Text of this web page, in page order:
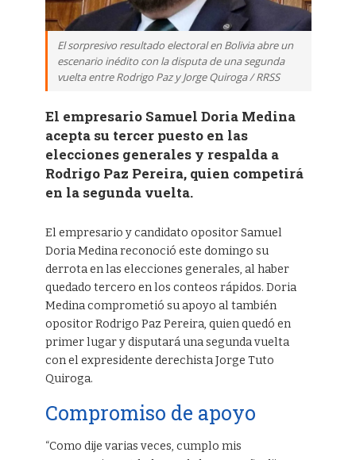
El sorpresivo resultado electoral en Bolivia abre un
escenario inédito con la disputa de una segunda
vuelta entre Rodrigo Paz y Jorge Quiroga / RRSS
El empresario Samuel Doria Medina
acepta su tercer puesto en las
elecciones generales y respalda a
Rodrigo Paz Pereira, quien competirá
en la segunda vuelta.
El empresario y candidato opositor Samuel
Doria Medina reconoció este domingo su
derrota en las elecciones generales, al haber
quedado tercero en los conteos rápidos. Doria
Medina comprometió su apoyo al también
opositor Rodrigo Paz Pereira, quien quedó en
primer lugar y disputará una segunda vuelta
con el expresidente derechista Jorge Tuto
Quiroga.
Compromiso de apoyo
“Como dije varias veces, cumplo mis